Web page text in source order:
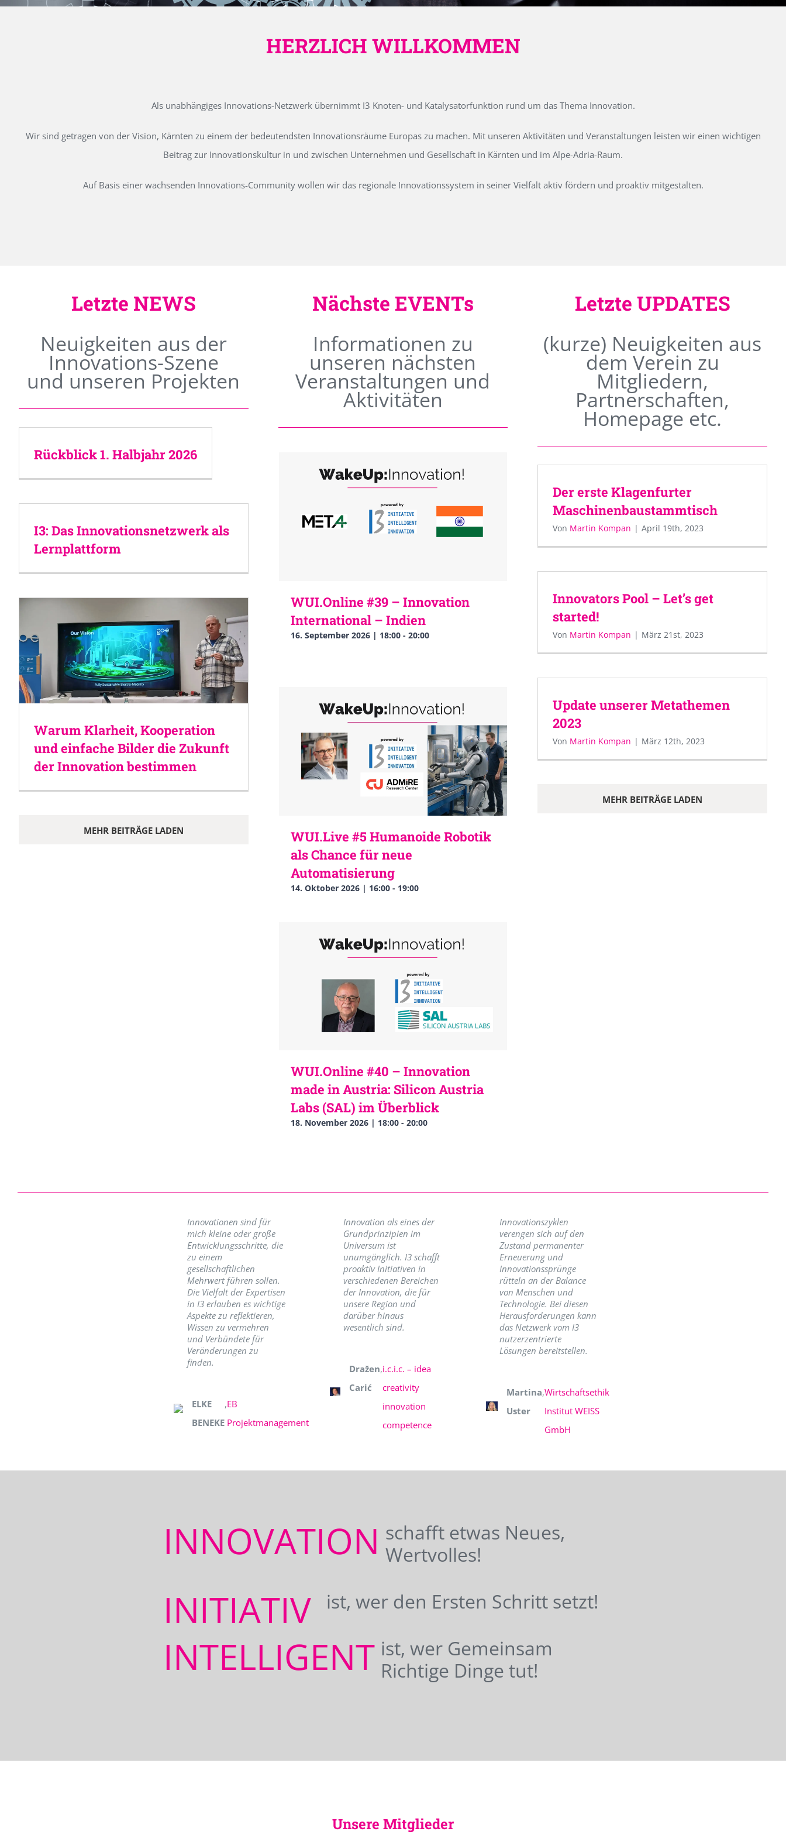
HERZLICH WILLKOMMEN
Als unabhängiges Innovations-Netzwerk übernimmt I3 Knoten- und Katalysatorfunktion rund um das Thema Innovation.
Wir sind getragen von der Vision, Kärnten zu einem der bedeutendsten Innovationsräume Europas zu machen. Mit unseren Aktivitäten und Veranstaltungen leisten wir einen wichtigen
Beitrag zur Innovationskultur in und zwischen Unternehmen und Gesellschaft in Kärnten und im Alpe-Adria-Raum.
Auf Basis einer wachsenden Innovations-Community wollen wir das regionale Innovationssystem in seiner Vielfalt aktiv fördern und proaktiv mitgestalten.
Letzte NEWS
Neuigkeiten aus der
Innovations-Szene
und unseren Projekten
Rückblick 1. Halbjahr 2026
I3: Das Innovationsnetzwerk als
Lernplattform
Warum Klarheit, Kooperation
und einfache Bilder die Zukunft
der Innovation bestimmen
MEHR BEITRÄGE LADEN
Nächste EVENTs
Informationen zu
unseren nächsten
Veranstaltungen und
Aktivitäten
WUI.Online #39 – Innovation
International – Indien
16. September 2026 | 18:00- 20:00
WUI.Live #5 Humanoide Robotik
als Chance für neue
Automatisierung
14. Oktober 2026 | 16:00- 19:00
WUI.Online #40 – Innovation
made in Austria: Silicon Austria
Labs (SAL) im Überblick
18. November 2026 | 18:00- 20:00
Letzte UPDATES
(kurze) Neuigkeiten aus
dem Verein zu
Mitgliedern,
Partnerschaften,
Homepage etc.
Der erste Klagenfurter
Maschinenbaustammtisch
Von Martin Kompan | April 19th, 2023
Innovators Pool – Let’s get
started!
Von Martin Kompan | März 21st, 2023
Update unserer Metathemen
2023
Von Martin Kompan | März 12th, 2023
MEHR BEITRÄGE LADEN
Innovationen sind für
mich kleine oder große
Entwicklungsschritte, die
zu einem
gesellschaftlichen
Mehrwert führen sollen.
Die Vielfalt der Expertisen
in I3 erlauben es wichtige
Aspekte zu reflektieren,
Wissen zu vermehren
und Verbündete für
Veränderungen zu
finden.
ELKE
BENEKE
,EB
Projektmanagement
Innovation als eines der
Grundprinzipien im
Universum ist
unumgänglich. I3 schafft
proaktiv Initiativen in
verschiedenen Bereichen
der Innovation, die für
unsere Region und
darüber hinaus
wesentlich sind.
Dražen
Carić
,i.c.i.c. – idea
creativity
innovation
competence
Innovationszyklen
verengen sich auf den
Zustand permanenter
Erneuerung und
Innovationssprünge
rütteln an der Balance
von Menschen und
Technologie. Bei diesen
Herausforderungen kann
das Netzwerk vom I3
nutzerzentrierte
Lösungen bereitstellen.
Martina
Uster
,Wirtschaftsethik
Institut WEISS
GmbH
INNOVATION schafft etwas Neues,
Wertvolles!
INITIATIV ist, wer den Ersten Schritt setzt!
INTELLIGENT ist, wer Gemeinsam
Richtige Dinge tut!
Unsere Mitglieder